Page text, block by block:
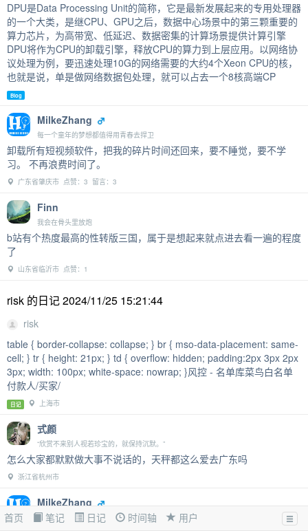
首页 笔记 日记 时间轴 用户
DPU是Data Processing Unit的简称，它是最新发展起来的专用处理器
的一个大类，是继CPU、GPU之后，数据中心场景中的第三颗重要的
算力芯片，为高带宽、低延迟、数据密集的计算场景提供计算引擎
DPU将作为CPU的卸载引擎，释放CPU的算力到上层应用。以网络协
议处理为例，要迅速处理10G的网络需要的大约4个Xeon CPU的核，
也就是说，单是做网络数据包处理，就可以占去一个8核高端CP
Blog
MilkeZhang
每一个童年的梦想都值得用青春去捍卫
卸载所有短视频软件，把我的碎片时间还回来，要不睡觉，要不学
习。 不再浪费时间了。
广东省肇庆市 点赞：3 留言：3
Finn
我会在骨头里放炮
b站有个热度最高的性转版三国，属于是想起来就点进去看一遍的程度
了
山东省临沂市 点赞：1
risk 的日记 2024/11/25 15:21:44
risk
table { border-collapse: collapse; } br { mso-data-placement: same-
cell; } tr { height: 21px; } td { overflow: hidden; padding:2px 3px 2px
3px; width: 100px; white-space: nowrap; }风控 - 名单库菜鸟白名单
付款人/买家/
日记 上海市
式颜
“欣赏不来别人视若珍宝的，就保持沉默。”
怎么大家都默默做大事不说话的，天秤都这么爱去广东吗
浙江省杭州市
MilkeZhang
每一个童年的梦想都值得用青春去捍卫